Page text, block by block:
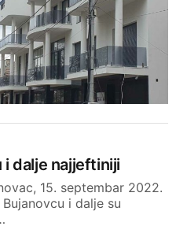
i dalje najjeftiniji
15. septembar 2022.
i dalje su